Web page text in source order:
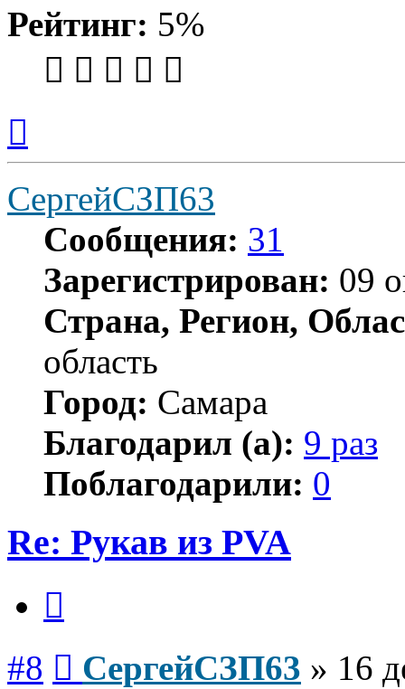
Рейтинг: 5%
началу
СергейСЗП63
Сообщения: 31
Зарегистрирован: 09
Страна, Регион,
область
Город: Самара
Благодарил (а): 9 раз
Поблагодарили: 0
Re: Рукав из PVA
#8 СергейСЗП63 » 16